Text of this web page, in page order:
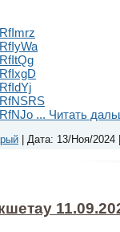
... Читать
Дата: 13/Ноя/2024